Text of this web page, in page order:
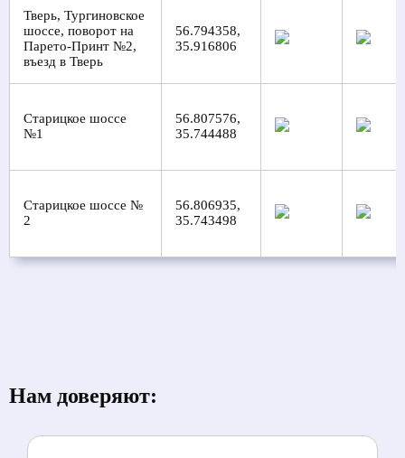
Тверь, Тургиновское
шоссе, поворот на
Парето-Принт №2,
въезд в Тверь
56.794358,
35.916806
Старицкое шоссе
№1
56.807576,
35.744488
Старицкое шоссе №
2
56.806935,
35.743498
Нам доверяют: